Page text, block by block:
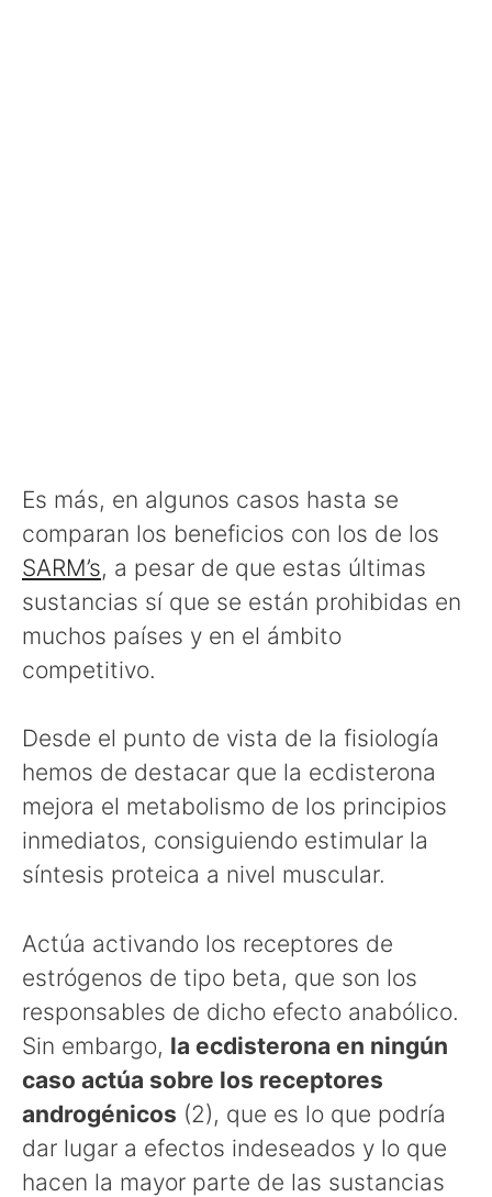
Es más, en algunos casos hasta se
comparan los beneficios con los de los
SARM’s, a pesar de que estas últimas
sustancias sí que se están prohibidas en
muchos países y en el ámbito
competitivo.
Desde el punto de vista de la fisiología
hemos de destacar que la ecdisterona
mejora el metabolismo de los principios
inmediatos, consiguiendo estimular la
síntesis proteica a nivel muscular.
Actúa activando los receptores de
estrógenos de tipo beta, que son los
responsables de dicho efecto anabólico.
Sin embargo, la ecdisterona en ningún
caso actúa sobre los receptores
androgénicos (2), que es lo que podría
dar lugar a efectos indeseados y lo que
hacen la mayor parte de las sustancias